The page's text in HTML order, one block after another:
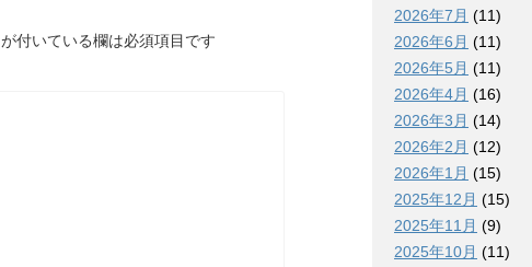
が付いている欄は必須項目です
2026年7月 (11)
2026年6月 (11)
2026年5月 (11)
2026年4月 (16)
2026年3月 (14)
2026年2月 (12)
2026年1月 (15)
2025年12月 (15)
2025年11月 (9)
2025年10月 (11)